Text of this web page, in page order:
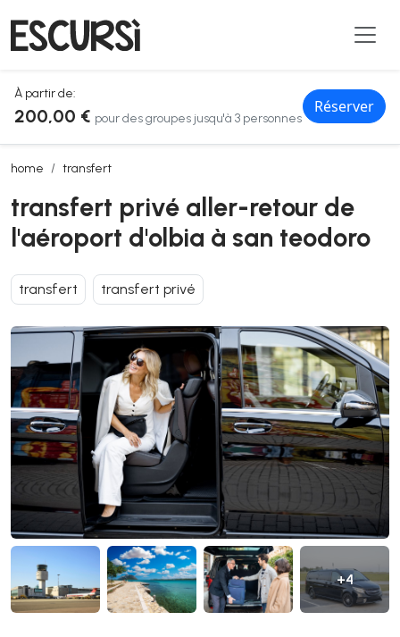
À partir de:
200,00 € pour des groupes jusqu'à 3 personnes
Réserver
home transfert
transfert privé aller-retour de l'aéroport d'olbia à san teodoro
transfert privé aller-retour de
l'aéroport d'olbia à san teodoro
transfert transfert privé
+4